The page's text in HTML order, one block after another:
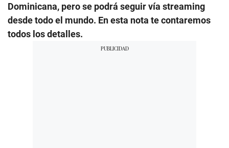
Dominicana, pero se podrá seguir vía streaming
desde todo el mundo. En esta nota te contaremos
todos los detalles.